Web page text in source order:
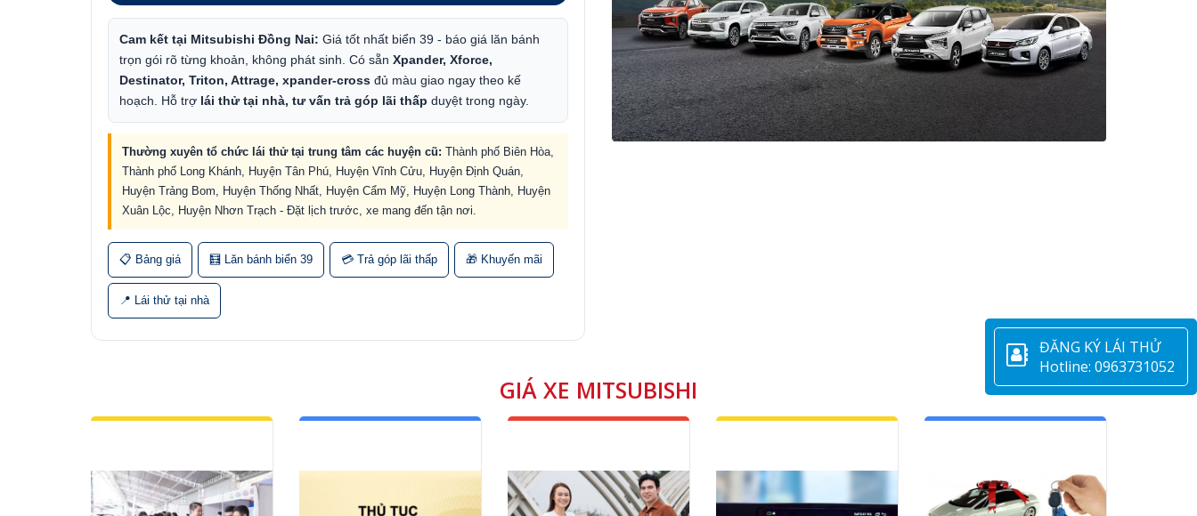
Cam kết tại Mitsubishi Đồng Nai: Giá tốt nhất biển 39 - báo giá lăn bánh
trọn gói rõ từng khoản, không phát sinh. Có sẵn Xpander, Xforce,
Destinator, Triton, Attrage, xpander-cross đủ màu giao ngay theo kế
hoạch. Hỗ trợ lái thử tại nhà, tư vấn trả góp lãi thấp duyệt trong ngày.
Thường xuyên tổ chức lái thử tại trung tâm các huyện cũ: Thành phố Biên Hòa,
Thành phố Long Khánh, Huyện Tân Phú, Huyện Vĩnh Cửu, Huyện Định Quán,
Huyện Trảng Bom, Huyện Thống Nhất, Huyện Cẩm Mỹ, Huyện Long Thành, Huyện
Xuân Lộc, Huyện Nhơn Trạch - Đặt lịch trước, xe mang đến tận nơi.
📋 Bảng giá 🧮 Lăn bánh biển 39 💳 Trả góp lãi thấp 🎁 Khuyến mãi
📍 Lái thử tại nhà
GIÁ XE MITSUBISHI
ĐĂNG KÝ LÁI THỬ
Hotline: 0963731052